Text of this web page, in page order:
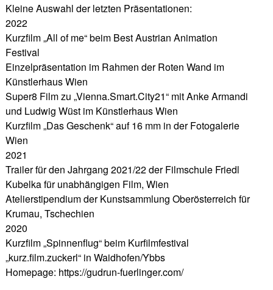
Kleine Auswahl der letzten Präsentationen:
2022
Kurzfilm „All of me“ beim Best Austrian Animation
Festival
Einzelpräsentation im Rahmen der Roten Wand im
Künstlerhaus Wien
Super8 Film zu „Vienna.Smart.City21“ mit Anke Armandi
und Ludwig Wüst im Künstlerhaus Wien
Kurzfilm „Das Geschenk“ auf 16 mm in der Fotogalerie
Wien
2021
Trailer für den Jahrgang 2021/22 der Filmschule Friedl
Kubelka für unabhängigen Film, Wien
Atelierstipendium der Kunstsammlung Oberösterreich für
Krumau, Tschechien
2020
Kurzfilm „Spinnenflug“ beim Kurfilmfestival
„kurz.film.zuckerl“ in Waidhofen/Ybbs
Homepage: https://gudrun-fuerlinger.com/